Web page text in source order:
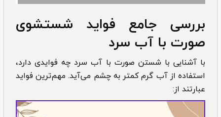
بررسی جامع فواید شستشوی
صورت با آب سرد
با آشنایی با شستن صورت با آب سرد چه فوایدی دارد،
استفاده از آب گرم کمتر به چشم می‌آید. مهم‌ترین فواید
عبارتند از: